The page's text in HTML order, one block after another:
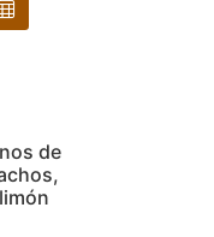
de